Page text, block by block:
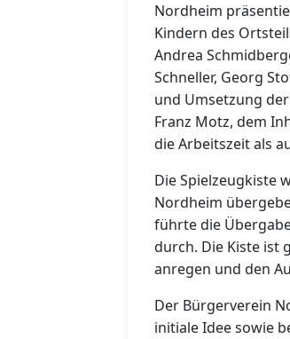
Nordheim
Kindern des
Andrea
Schneller, Georg
und Umsetzung
Franz Motz, dem
die Arbeitszeit als
Die Spielzeugkiste
Nordheim
führte die
durch. Die Kiste ist
anregen und den
Der Bürgerverein
initiale Idee sowie